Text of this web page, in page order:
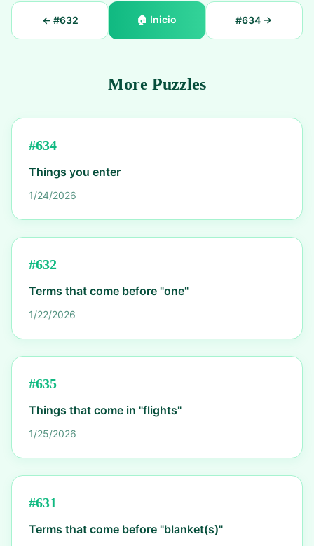
← #632 🏠 Inicio #634 →
More Puzzles
#634
Things you enter
1/24/2026
#632
Terms that come before "one"
1/22/2026
#635
Things that come in "flights"
1/25/2026
#631
Terms that come before "blanket(s)"